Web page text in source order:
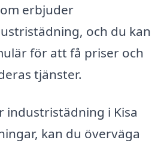
erbjuder
och du kan
för att få priser och
tjänster.
industristädning i Kisa
kan du överväga